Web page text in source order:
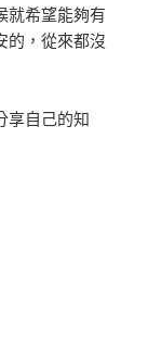
就希望能夠有
的，從來都沒
享自己的知